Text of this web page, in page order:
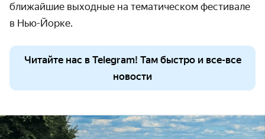
ближайшие выходные на тематическом фестивале
в Нью-Йорке.
Читайте нас в Telegram! Там быстро и все-все
новости